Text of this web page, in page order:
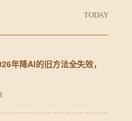
TODAY
年降AI的旧方法全失效，